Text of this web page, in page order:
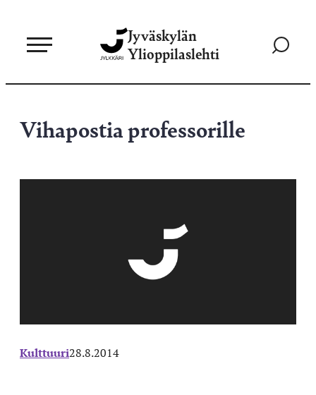
sisältöön
Jyväskylän
Ylioppilaslehti
Siirry
Vihapostia professorille
Kulttuuri28.8.2014